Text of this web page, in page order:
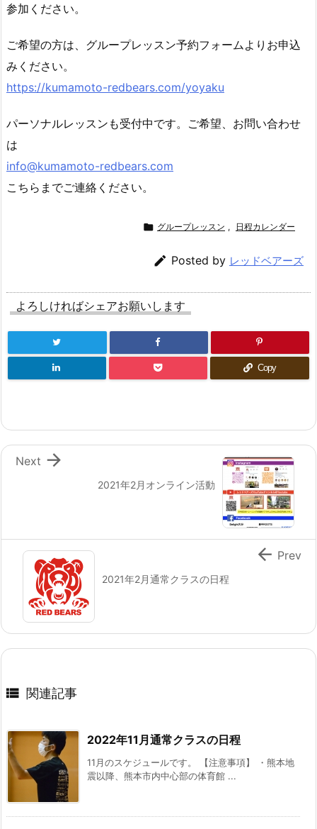
参加ください。
ご希望の方は、グループレッスン予約フォームよりお申込
みくださ い。
https://kumamoto-redbears.com/yoyaku
パーソナルレッスンも受付中です。ご希望、お問い合わせ
は
info@kumamoto-redbears.com
こちらまでご連絡ください。
 グループレッスン , 日程カレンダー
 Posted by レッドベアーズ
よろしければシェアお願いします
Copy
2021年2月オンライン活動

Next
2021年2月通常クラスの日程
 Prev
 関連記事
2022年11月通常クラスの日程
11月のスケジュールです。 【注意事項】 ・熊本地
震以降、熊本市内中心部の体育館 ...